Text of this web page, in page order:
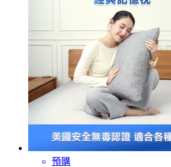
預購